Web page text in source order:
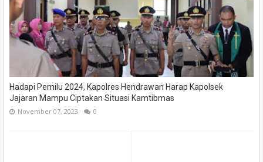
Hadapi Pemilu 2024, Kapolres Hendrawan Harap Kapolsek
Jajaran Mampu Ciptakan Situasi Kamtibmas
November 07, 2023 0